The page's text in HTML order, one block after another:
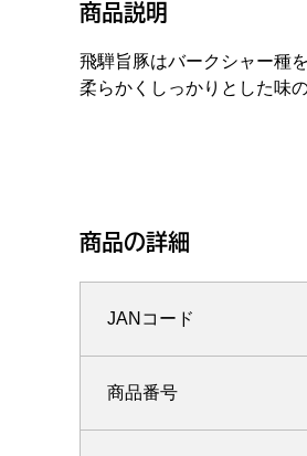
商品説明
飛騨旨豚はバークシャー種
柔らかくしっかりとした味
商品の詳細
JANコード
商品番号